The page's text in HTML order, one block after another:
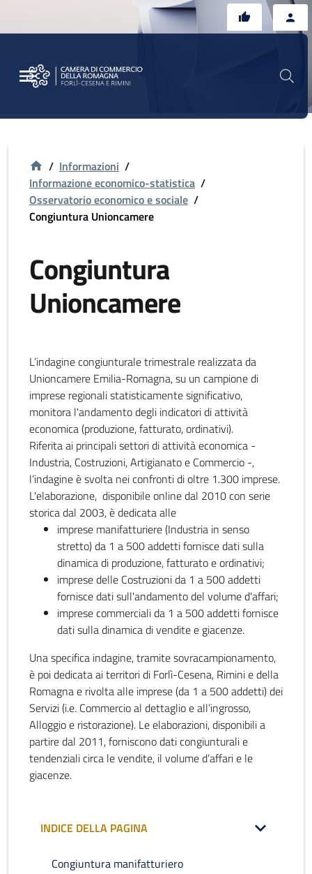
/ Informazioni /
Informazione economico-statistica /
Osservatorio economico e sociale /
Congiuntura Unioncamere
Congiuntura
Unioncamere
L’indagine congiunturale trimestrale realizzata da
Unioncamere Emilia-Romagna, su un campione di
imprese regionali statisticamente significativo,
monitora l'andamento degli indicatori di attività
economica (produzione, fatturato, ordinativi).
Riferita ai principali settori di attività economica -
Industria, Costruzioni, Artigianato e Commercio -,
l’indagine è svolta nei confronti di oltre 1.300 imprese.
L'elaborazione, disponibile online dal 2010 con serie
storica dal 2003, è dedicata alle
imprese manifatturiere (Industria in senso
stretto) da 1 a 500 addetti fornisce dati sulla
dinamica di produzione, fatturato e ordinativi;
imprese delle Costruzioni da 1 a 500 addetti
fornisce dati sull'andamento del volume d'affari;
imprese commerciali da 1 a 500 addetti fornisce
dati sulla dinamica di vendite e giacenze.
Una specifica indagine, tramite sovracampionamento,
è poi dedicata ai territori di Forlì-Cesena, Rimini e della
Romagna e rivolta alle imprese (da 1 a 500 addetti) dei
Servizi (i.e. Commercio al dettaglio e all’ingrosso,
Alloggio e ristorazione). Le elaborazioni, disponibili a
partire dal 2011, forniscono dati congiunturali e
tendenziali circa le vendite, il volume d’affari e le
giacenze.
INDICE DELLA PAGINA
Congiuntura manifatturiero